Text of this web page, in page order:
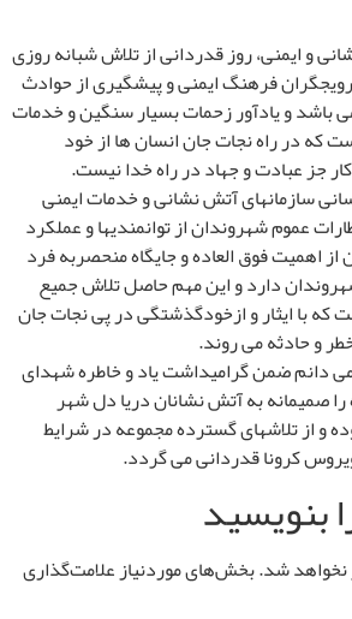
و ایمنی، روز قدردانی از تلاش شبانه روزی
فرهنگ ایمنی و پیشگیری از حوادث
و یادآور زحمات بسیار سنگین و خدمات
که در راه نجات جان انسان ها از خود
جز عبادت و جهاد در راه خدا نیست.
سازمانهای آتش نشانی و خدمات ایمنی
عموم شهروندان از توانمندیها و عملکرد
اهمیت فوق العاده و جایگاه منحصربه فرد
دارد و این مهم حاصل تلاش جمیع
که با ایثار و ازخودگذشتگی در پی نجات جان
و حادثه می روند.
می دانم ضمن گرامیداشت یاد و خاطره شهدای
صمیمانه به آتش نشانان دریا دل شهر
و از تلاشهای گسترده مجموعه در شرایط
کرونا قدردانی می گردد.
بنویسید
نخواهد شد.بخش‌های موردنیاز علامت‌گذاری